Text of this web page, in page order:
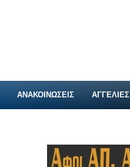
ΑΝΑΚΟΙΝΩΣΕΙΣ ΑΓΓΕΛΊΕΣ